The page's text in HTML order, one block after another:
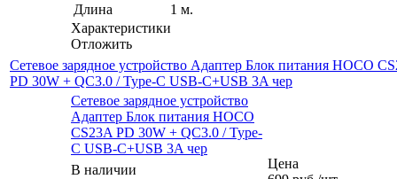
Длина
1 м.
Характеристики
Отложить
Сетевое зарядное устройство Адаптер Блок питания HOCO
PD 30W + QC3.0 / Type-C USB-C+USB 3A чер
Сетевое зарядное устройство
Адаптер Блок питания HOCO
CS23A PD 30W + QC3.0 / Type-
C USB-C+USB 3A чер
В наличии
Цена